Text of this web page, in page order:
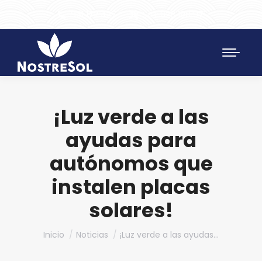
¡Luz verde a las
ayudas para
autónomos que
instalen placas
solares!
Estás aquí:
Inicio Noticias ¡Luz verde a las ayudas…